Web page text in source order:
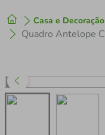
Casa e Decoração
1º tenis
perfume